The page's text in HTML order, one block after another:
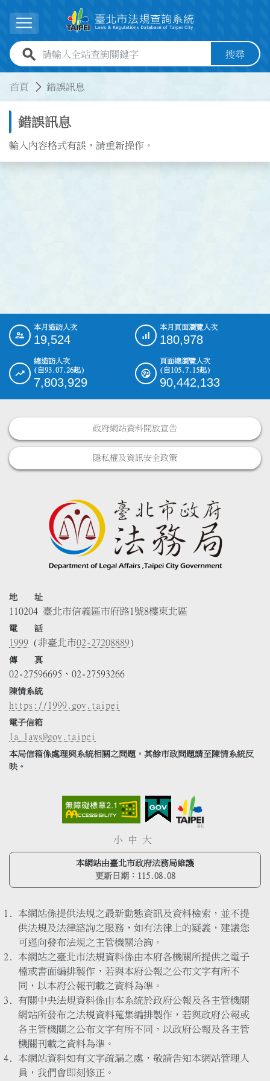
展開選單
全站查詢關鍵字欄位 搜尋
首頁 錯誤訊息
錯誤訊息
輸入內容格式有誤，請重新操作。
::: 本月造訪人次
19,524
本月頁面瀏覽人次
180,978
總造訪人次
(自93.07.26起)
7,803,929
頁面總瀏覽人次
(自105.7.15起)
90,442,133
政府網站資料開放宣告
隱私權及資訊安全政策
地 址
110204 臺北市信義區市府路1號8樓東北區
電 話
1999 (非臺北市02-27208889)
傳 真
02-27596695、02-27593266
陳情系統
https://1999.gov.taipei
電子信箱
la_laws@gov.taipei
本局信箱係處理與系統相關之問題，其餘市政問題請至陳情系統反
映。
小 中 大
本網站由臺北市政府法務局維護
更新日期： 115.08.08
本網站係提供法規之最新動態資訊及資料檢索，並不提
供法規及法律諮詢之服務，如有法律上的疑義，建議您
可逕向發布法規之主管機關洽詢。
本網站之臺北市法規資料係由本府各機關所提供之電子
檔或書面編排製作，若與本府公報之公布文字有所不
同，以本府公報刊載之資料為準。
有關中央法規資料係由本系統於政府公報及各主管機關
網站所發布之法規資料蒐集編排製作，若與政府公報或
各主管機關之公布文字有所不同，以政府公報及各主管
機關刊載之資料為準。
本網站資料如有文字疏漏之處，敬請告知本網站管理人
員，我們會即刻修正。